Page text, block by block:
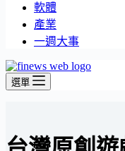
軟體
產業
一週大事
選單